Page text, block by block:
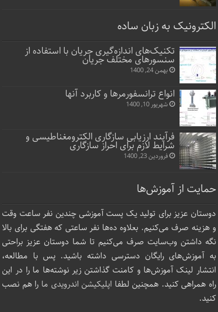
الکترونیک به زبان ساده
تکنیک‌های اندازه‌گیری جریان با استفاده از
سنسورهای مختلف جریان
بهمن 24, 1400
انواع ترانسفورمرها و کاربرد آنها
شهریور 10, 1400
فرآیند ارزیابی سازگاری الکترومغناطیسی و
شرایط لازم برای احراز سازگاری
فروردین 23, 1400
حمایت از آموزش‌ها
دوستان عزیز برای تولید یک پست آموزشی چندین نفر ساعت‌ وقت
و هزینه صرف می‌کنیم. بعلاوه ده‌ها نفر ساعتی که هفتگی برای بالا
نگه داشتن وب‌سایت صرف ‌می‌کنیم تا شما دوستان عزیز براحتی
به آموزش‌های رایگان دسترسی داشته باشید. پس با مطالعه،
انتشار لینک‌ آموزش‌ها و کامنت گذاشتن زیر نوشته‌‌ها ما را در این
راه همراهی کنید. همچنین لطفا اپلیکیشن اندرویدی ما را هم نصب
کنید.